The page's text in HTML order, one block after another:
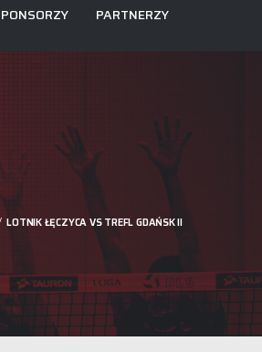
PARTNERZY
LOTNIK ŁĘCZYCA VS TREFL GDAŃSK II